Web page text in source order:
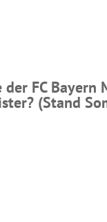
FC Bayern
(Stand